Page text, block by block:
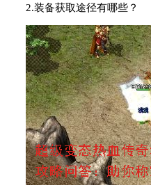
2.装备获取途径有哪些？